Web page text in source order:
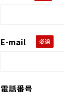
E-mail
電話番号